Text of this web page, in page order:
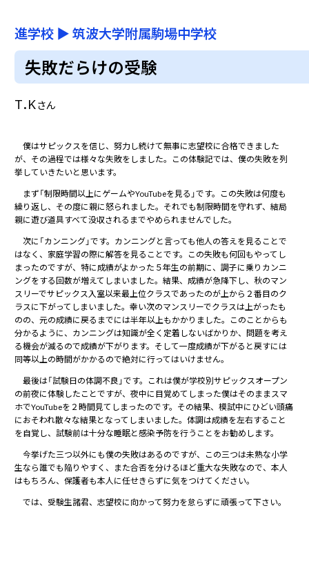
進学校 ▶筑波大学附属駒場中学校
失敗だらけの受験
T.Kさん
僕はサピックスを信じ、努力し続けて無事に志望校に合格できました
が、その過程では様々な失敗をしました。この体験記では、僕の失敗を列
挙していきたいと思います。
まず「制限時間以上にゲームやYouTubeを見る」です。この失敗は何度も
繰り返し、その度に親に怒られました。それでも制限時間を守れず、結局
親に遊び道具すべて没収されるまでやめられませんでした。
次に「カンニング」です。カンニングと言っても他人の答えを見ることで
はなく、家庭学習の際に解答を見ることです。この失敗も何回もやってし
まったのですが、特に成績がよかった５年生の前期に、調子に乗りカンニ
ングをする回数が増えてしまいました。結果、成績が急降下し、秋のマン
スリーでサピックス入室以来最上位クラスであったのが上から２番目のク
ラスに下がってしまいました。幸い次のマンスリーでクラスは上がったも
のの、元の成績に戻るまでには半年以上もかかりました。このことからも
分かるように、カンニングは知識が全く定着しないばかりか、問題を考え
る機会が減るので成績が下がります。そして一度成績が下がると戻すには
同等以上の時間がかかるので絶対に行ってはいけません。
最後は「試験日の体調不良」です。これは僕が学校別サピックスオープン
の前夜に体験したことですが、夜中に目覚めてしまった僕はそのままスマ
ホでYouTubeを２時間見てしまったのです。その結果、模試中にひどい頭痛
におそわれ散々な結果となってしまいました。体調は成績を左右すること
を自覚し、試験前は十分な睡眠と感染予防を行うことをお勧めします。
今挙げた三つ以外にも僕の失敗はあるのですが、この三つは未熟な小学
生なら誰でも陥りやすく、また合否を分けるほど重大な失敗なので、本人
はもちろん、保護者も本人に任せきらずに気をつけてください。
では、受験生諸君、志望校に向かって努力を怠らずに頑張って下さい。